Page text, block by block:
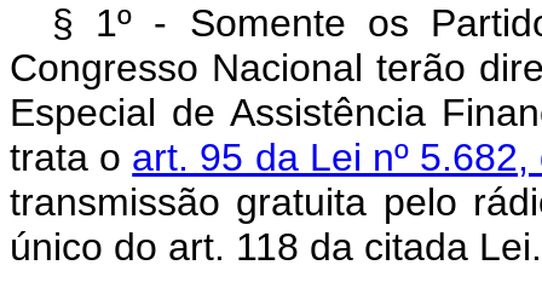
§ 1º - Somente os
Congresso Nacional terão
Especial de Assistência
trata o art. 95 da Lei nº
transmissão gratuita pelo
único do art. 118 da citada Lei.